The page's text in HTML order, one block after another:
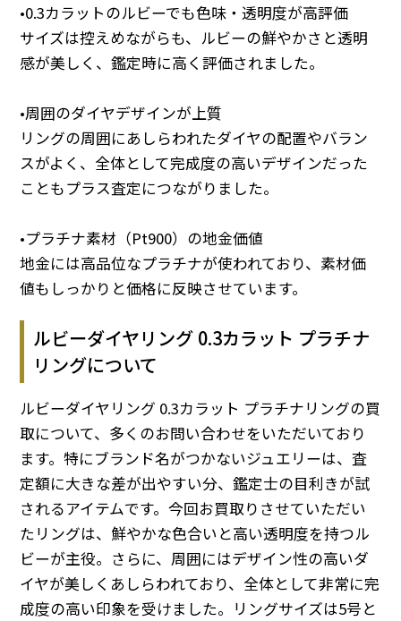
•0.3カラットのルビーでも色味・透明度が高評価
サイズは控えめながらも、ルビーの鮮やかさと透明
感が美しく、鑑定時に高く評価されました。
•周囲のダイヤデザインが上質
リングの周囲にあしらわれたダイヤの配置やバラン
スがよく、全体として完成度の高いデザインだった
こともプラス査定につながりました。
•プラチナ素材（Pt900）の地金価値
地金には高品位なプラチナが使われており、素材価
値もしっかりと価格に反映させています。
ルビーダイヤリング 0.3カラット プラチナ
リングについて
ルビーダイヤリング 0.3カラット プラチナリングの買
取について、多くのお問い合わせをいただいており
ます。特にブランド名がつかないジュエリーは、査
定額に大きな差が出やすい分、鑑定士の目利きが試
されるアイテムです。今回お買取りさせていただい
たリングは、鮮やかな色合いと高い透明度を持つル
ビーが主役。さらに、周囲にはデザイン性の高いダ
イヤが美しくあしらわれており、全体として非常に完
成度の高い印象を受けました。リングサイズは5号と